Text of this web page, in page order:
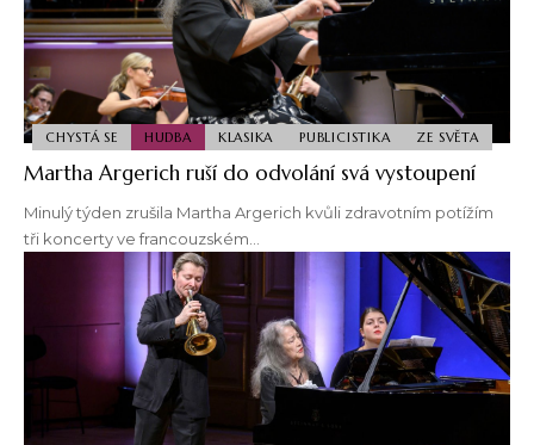
CHYSTÁ SE HUDBA KLASIKA PUBLICISTIKA ZE SVĚTA
Martha Argerich ruší do odvolání svá vystoupení
Minulý týden zrušila Martha Argerich kvůli zdravotním potížím
tři koncerty ve francouzském…